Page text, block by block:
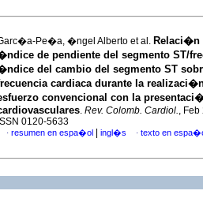
Pe�a, �ngel Alberto et al. Relaci�n
de pendiente del segmento ST/
del cambio del segmento ST
cardiaca durante la
convencional con la
. Rev. Colomb. Cardiol., Feb
ISSN 0120-5633
· resumen en espa�ol ingl�s · texto en